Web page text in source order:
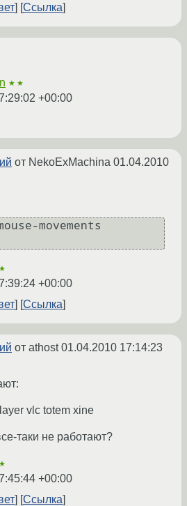
Ссылка
★★
+00:00
от NekoExMachina 01.04.2010
movements
+00:00
Ссылка
от athost01.04.2010 17:14:23
vlc totem xine
таки не работают?
+00:00
Ссылка